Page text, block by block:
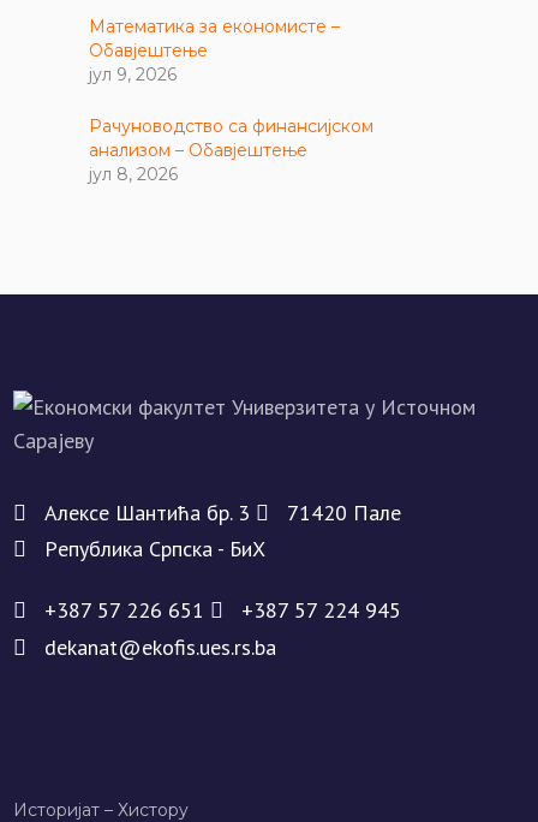
Математика за економисте –
Обавјештење
јул 9, 2026
Рачуноводство са финансијском
анализом – Обавјештење
јул 8, 2026
Алeксe Шантића бр. 3
71420 Палe
Рeпублика Српска - БиХ
+387 57 226 651
+387 57 224 945
dekanat@ekofis.ues.rs.ba
Историјат – Хисторy